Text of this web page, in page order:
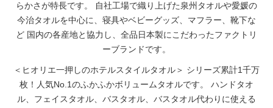
らかさが特長です。
自社工場で織り上げた泉州タオルや愛媛の
今治タオルを中心に、寝具やベビーグッズ、マフラー、靴下な
ど 国内の各産地と協力し、全品日本製にこだわったファクトリ
ーブランドです。
＜ヒオリエ一押しのホテルスタイルタオル＞ シリーズ累計1千万
枚！人気No.1のふかふかボリュームタオルです。
ハンドタオ
ル、フェイスタオル、バスタオル、バスタオル代わりに使える